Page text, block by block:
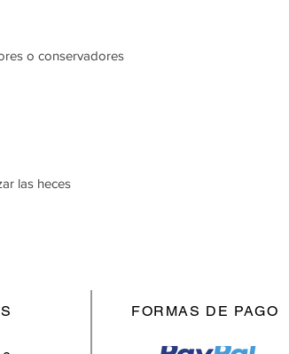
o conservadores
las heces
FORMAS DE PAGO